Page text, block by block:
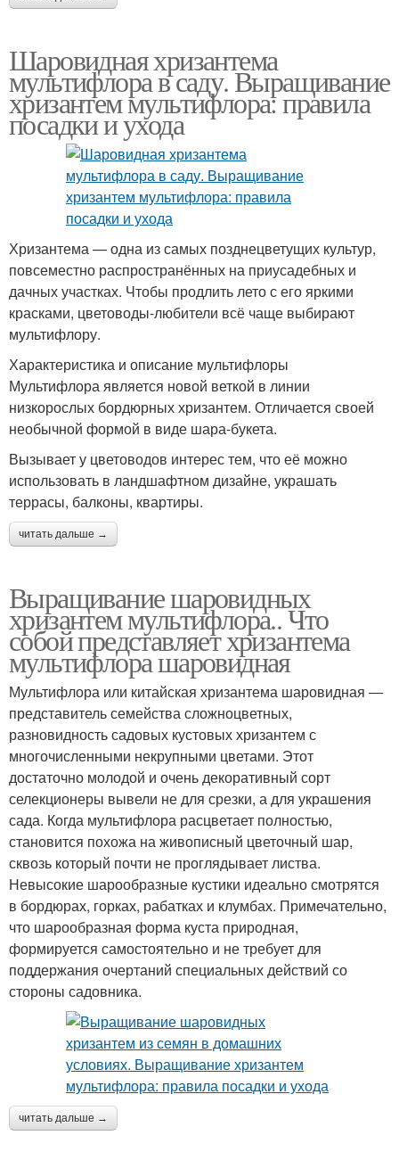
Шаровидная хризантема
мультифлора в саду. Выращивание
хризантем мультифлора: правила
посадки и ухода
Хризантема — одна из самых позднецветущих культур,
повсеместно распространённых на приусадебных и
дачных участках. Чтобы продлить лето с его яркими
красками, цветоводы-любители всё чаще выбирают
мультифлору.
Характеристика и описание мультифлоры
Мультифлора является новой веткой в линии
низкорослых бордюрных хризантем. Отличается своей
необычной формой в виде шара-букета.
Вызывает у цветоводов интерес тем, что её можно
использовать в ландшафтном дизайне, украшать
террасы, балконы, квартиры.
читать дальше →
Выращивание шаровидных
хризантем мультифлора.. Что
собой представляет хризантема
мультифлора шаровидная
Мультифлора или китайская хризантема шаровидная ―
представитель семейства сложноцветных,
разновидность садовых кустовых хризантем с
многочисленными некрупными цветами. Этот
достаточно молодой и очень декоративный сорт
селекционеры вывели не для срезки, а для украшения
сада. Когда мультифлора расцветает полностью,
становится похожа на живописный цветочный шар,
сквозь который почти не проглядывает листва.
Невысокие шарообразные кустики идеально смотрятся
в бордюрах, горках, рабатках и клумбах. Примечательно,
что шарообразная форма куста природная,
формируется самостоятельно и не требует для
поддержания очертаний специальных действий со
стороны садовника.
читать дальше →